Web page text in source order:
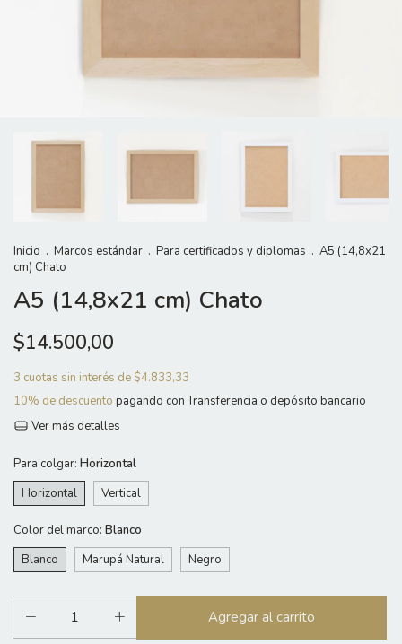
Inicio . Marcos estándar . Para certificados y diplomas . A5 (14,8x21
cm) Chato
A5 (14,8x21 cm) Chato
$14.500,00
3 cuotas sin interés de $4.833,33
10% de descuento pagando con Transferencia o depósito bancario
Ver más detalles
Para colgar: Horizontal
Horizontal
Vertical
Color del marco: Blanco
Blanco
Marupá Natural Negro